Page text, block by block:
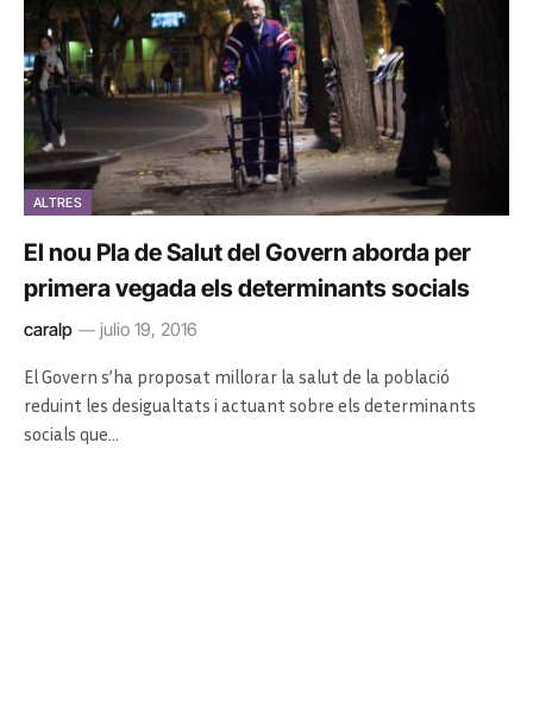
ALTRES
El nou Pla de Salut del Govern aborda per
primera vegada els determinants socials
caralp julio 19, 2016
El Govern s’ha proposat millorar la salut de la població
reduint les desigualtats i actuant sobre els determinants
socials que…